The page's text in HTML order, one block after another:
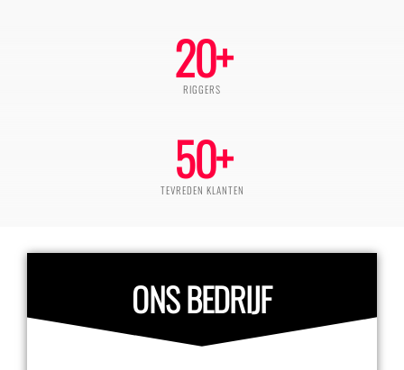
20+
RIGGERS
50+
TEVREDEN KLANTEN
ONS BEDRIJF